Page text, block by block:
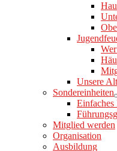
Unsere
Sondereinheiten
Mitglied werden
Organisation
Ausbildung